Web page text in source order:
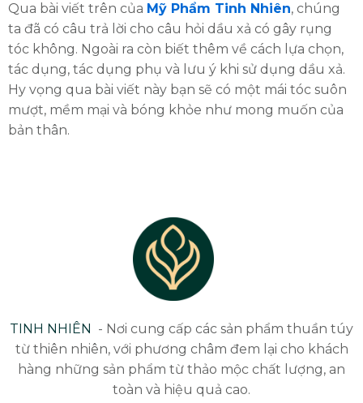
Qua bài viết trên của Mỹ Phẩm Tinh Nhiên, chúng
ta đã có câu trả lời cho câu hỏi dầu xả có gây rụng
tóc không. Ngoài ra còn biết thêm về cách lựa chọn,
tác dụng, tác dụng phụ và lưu ý khi sử dụng dầu xả.
Hy vọng qua bài viết này bạn sẽ có một mái tóc suôn
mượt, mềm mại và bóng khỏe như mong muốn của
bản thân.
TINH NHIÊN - Nơi cung cấp các sản phẩm thuần túy
từ thiên nhiên, với phương châm đem lại cho khách
hàng những sản phẩm từ thảo mộc chất lượng, an
toàn và hiệu quả cao.